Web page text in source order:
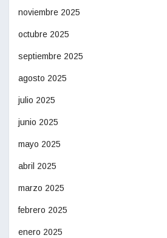
noviembre 2025
octubre 2025
septiembre 2025
agosto 2025
julio 2025
junio 2025
mayo 2025
abril 2025
marzo 2025
febrero 2025
enero 2025